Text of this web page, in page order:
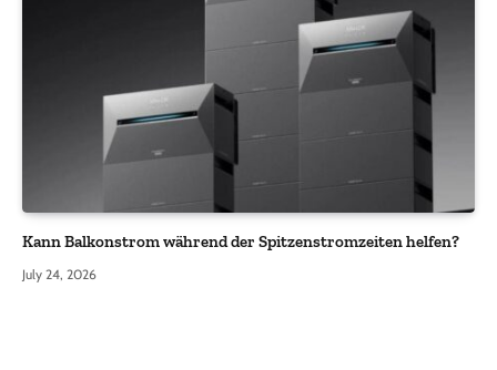
Kann Balkonstrom während der Spitzenstromzeiten helfen?
July 24, 2026